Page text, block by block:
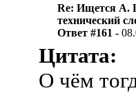
Re: Ищется А.
технический
Ответ #161 -
Цитата:
О чём